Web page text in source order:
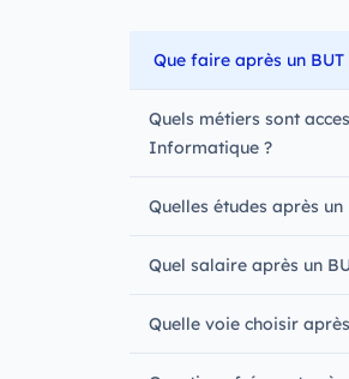
Que faire après un
Quels métiers sont
Informatique ?
Quelles études après
Quel salaire après un
Quelle voie choisir